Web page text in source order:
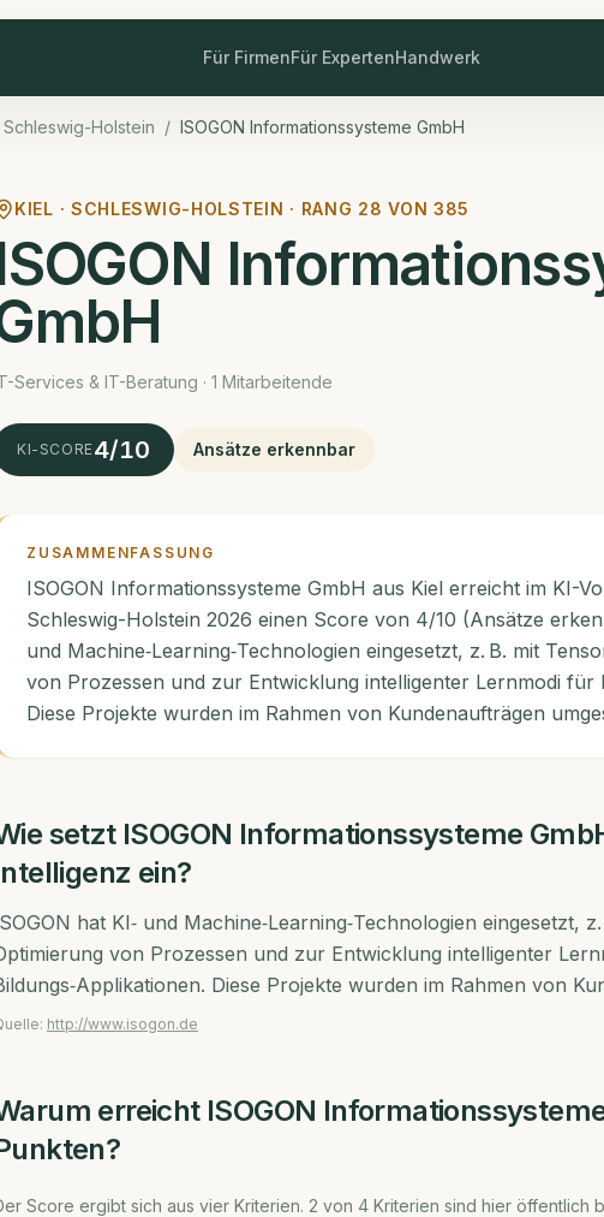
Für FirmenFür ExpertenHandwerk
Schleswig-Holstein / ISOGON Informationssysteme GmbH
KIEL · SCHLESWIG-HOLSTEIN · RANG 28 VON385
Services & IT-Beratung · 1 Mitarbeitende
KI-SCORE4/10 Ansätze erkennbar
ZUSAMMENFASSUNG
ISOGON Informationssysteme GmbH aus Kiel erreicht im KI-
Schleswig-Holstein 2026 einen Score von 4/10 (Ansätze
und Machine‑Learning‑Technologien eingesetzt, z. B. mit
von Prozessen und zur Entwicklung intelligenter Lernmodi für
Diese Projekte wurden im Rahmen von Kundenaufträgen
setzt ISOGON Informationssysteme
ein?
hat KI‑ und Machine‑Learning‑Technologien eingesetzt,
von Prozessen und zur Entwicklung intelligenter
Diese Projekte wurden im Rahmen von
http://www.isogon.de
erreicht ISOGON
Score ergibt sich aus vier Kriterien. 2 von 4 Kriterien sind hier öffentlich